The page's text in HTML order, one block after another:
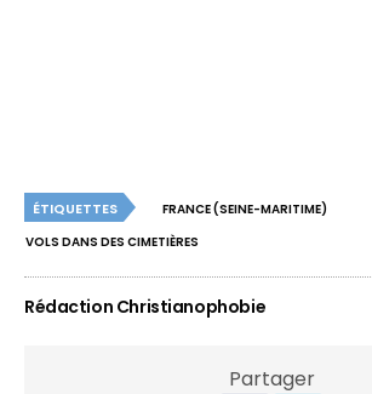
ÉTIQUETTES
FRANCE (SEINE-MARITIME)
VOLS DANS DES CIMETIÈRES
Rédaction Christianophobie
Partager